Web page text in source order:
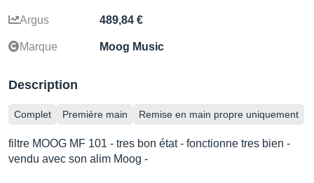
Argus 489,84 €
Marque Moog Music
Description
Complet Première main Remise en main propre uniquement
filtre MOOG MF 101 - tres bon état - fonctionne tres bien -
vendu avec son alim Moog -